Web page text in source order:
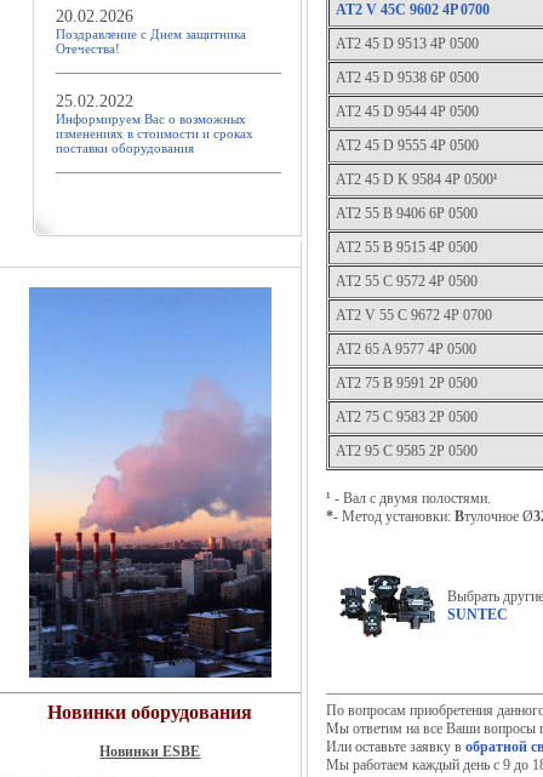
20.02.2026
Поздравление с Днем защитника
Отечества!
25.02.2022
Информируем Вас о возможных
изменениях в стоимости и сроках
поставки оборудования
Новинки оборудования
Новинки ESBE
AT2 V 45C 9602 4P 0700
AT2 45 D 9513 4P 0500
AT2 45 D 9538 6P 0500
AT2 45 D 9544 4P 0500
AT2 45 D 9555 4P 0500
AT2 45 D K 9584 4P 0500¹
AT2 55 B 9406 6P 0500
AT2 55 B 9515 4P 0500
AT2 55 C 9572 4P 0500
AT2 V 55 C 9672 4P 0700
AT2 65 A 9577 4P 0500
AT2 75 B 9591 2P 0500
AT2 75 C 9583 2P 0500
AT2 95 C 9585 2P 0500
¹ - Вал с двумя полостями.
*- Метод установки: Втулочное Ø
Выбрать
SUNTEC
По вопросам приобретения
Мы ответим на все Ваши вопросы
Или оставьте заявку в обратной
Мы работаем каждый день с 9 до